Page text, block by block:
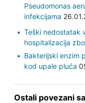
Pseudomonas
infekcijama
Teški nedostatak
hospitalizacija
Bakterijski enzim
kod upale pluća
Ostali povezani